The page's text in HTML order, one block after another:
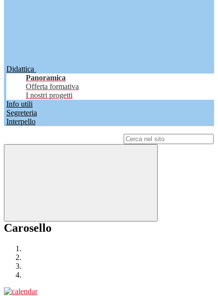
Didattica
Panoramica
Offerta formativa
I nostri progetti
Info utili
Segreteria
Interpello
Carosello